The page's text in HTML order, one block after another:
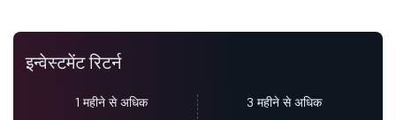
इन्वेस्टमेंट रिटर्न
1 महीने से अधिक 3 महीने से अधिक